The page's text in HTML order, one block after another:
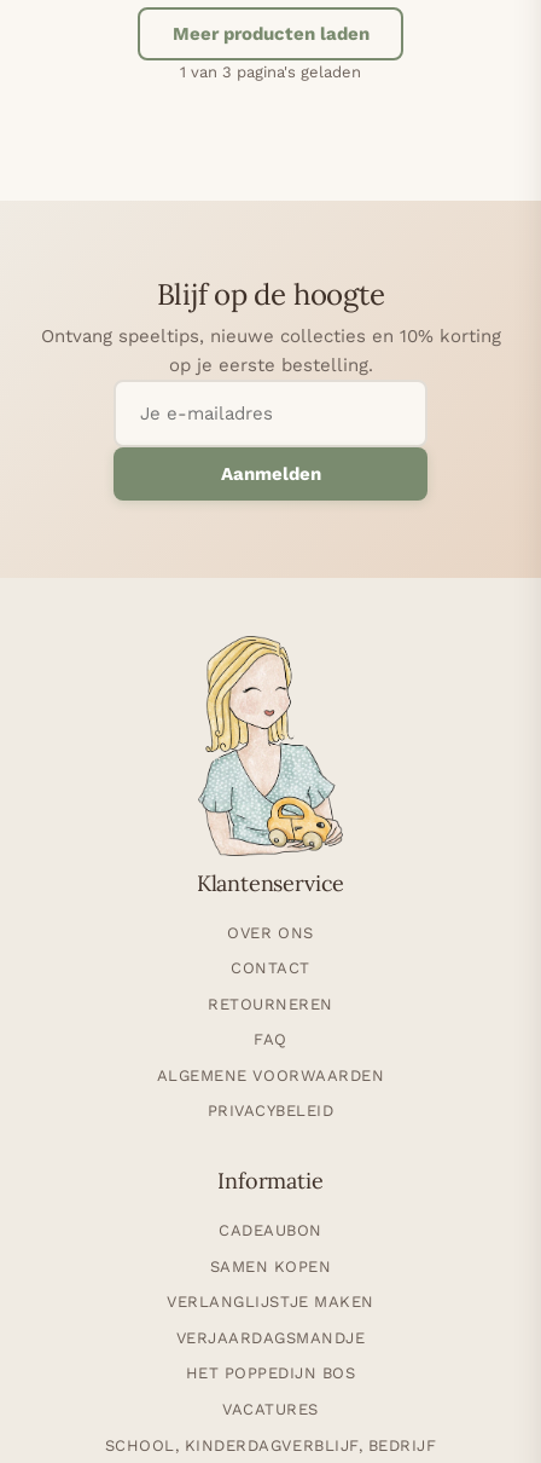
Meer producten laden
1 van 3 pagina's geladen
Blijf op de hoogte
Ontvang speeltips, nieuwe collecties en 10% korting
op je eerste bestelling.
Aanmelden
Klantenservice
OVER ONS
CONTACT
RETOURNEREN
FAQ
ALGEMENE VOORWAARDEN
PRIVACYBELEID
Informatie
CADEAUBON
SAMEN KOPEN
VERLANGLIJSTJE MAKEN
VERJAARDAGSMANDJE
HET POPPEDIJN BOS
VACATURES
SCHOOL, KINDERDAGVERBLIJF, BEDRIJF